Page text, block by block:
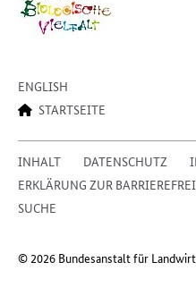
ENGLISH
STARTSEITE
INHALT DATENSCHUTZ
ERKLÄRUNG ZUR
SUCHE
© 2026 Bundesanstalt für